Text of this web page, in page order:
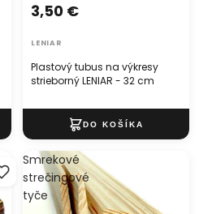
Plastový tubus na výkresy
strieborný LENIAR - 32 cm
3,50 €
LENIAR
Smrekové
strečingové
tyče